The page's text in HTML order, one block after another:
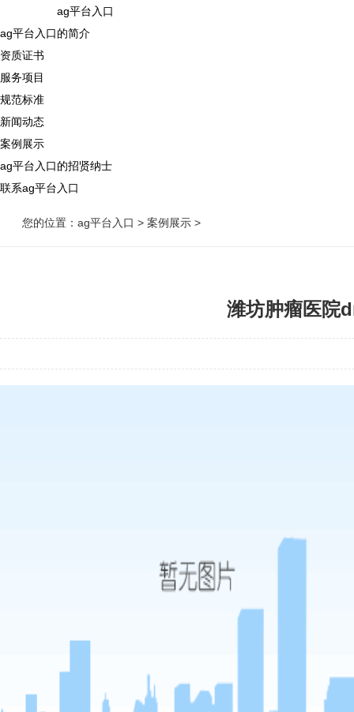
ag平台入口
ag平台入口的简介
资质证书
服务项目
规范标准
新闻动态
案例展示
ag平台入口的招贤纳士
联系ag平台入口
您的位置： ag平台入口 > 案例展示 >
潍坊肿瘤医院